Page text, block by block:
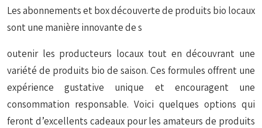
Les abonnements et box découverte de produits bio locaux
sont une manière innovante de s
outenir les producteurs locaux tout en découvrant une
variété de produits bio de saison. Ces formules offrent une
expérience gustative unique et encouragent une
consommation responsable. Voici quelques options qui
feront d’excellents cadeaux pour les amateurs de produits